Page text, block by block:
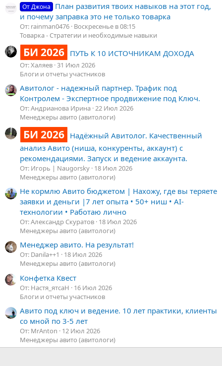
От Джона
План развития твоих навыков на этот год,
и почему заправка это не только товарка
От: rainman0476 Воскресенье в 08:15
Товарка - Стратегии и необходимые навыки
БИ 2026 ПУТЬ К 10 ИСТОЧНИКАМ ДОХОДА
От: Халяев 31 Июл 2026
Блоги и отчеты участников
Авитолог - надежный партнер. Трафик под
Контролем - Экспертное продвижение под Ключ.
От: Андрианова Ирина 22 Июл 2026
Менеджеры авито (авитологи)
БИ 2026 Надёжный Авитолог. Качественный
анализ Авито (ниша, конкуренты, аккаунт) с
рекомендациями. Запуск и ведение аккаунта.
От: Игорь | Naugorsky 18 Июл 2026
Менеджеры авито (авитологи)
Не кормлю Авито бюджетом | Нахожу, где вы теряете
заявки и деньги |7 лет опыта • 50+ ниш • AI-
технологии • Работаю лично
От: Александр Скуратов 18 Июл 2026
Менеджеры авито (авитологи)
Менеджер авито. На результат!
От: Danila++1
18 Июл 2026
Менеджеры авито (авитологи)
Конфетка Квест
От: Настя_ятсаН
16 Июл 2026
Блоги и отчеты участников
Авито под ключ и ведение. 10 лет практики, клиенты
со мной по 3-5 лет
От: MrAnton
12 Июл 2026
Менеджеры авито (авитологи)